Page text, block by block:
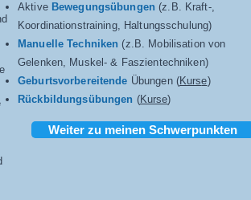
Aktive Bewegungsübungen (z.B. Kraft-,
Koordinationstraining, Haltungsschulung)
Manuelle Techniken (z.B. Mobilisation von
Gelenken, Muskel- & Faszientechniken)
Geburtsvorbereitende Übungen (Kurse)
Rückbildungsübungen (Kurse)
Weiter zu meinen Schwerpunkten